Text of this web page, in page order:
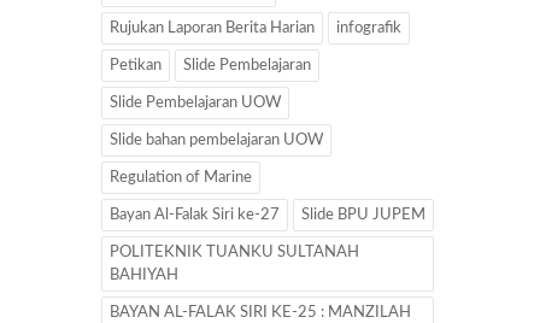
Rujukan Laporan Berita Harian infografik
Petikan Slide Pembelajaran
Slide Pembelajaran UOW
Slide bahan pembelajaran UOW
Regulation of Marine
Bayan Al-Falak Siri ke-27 Slide BPU JUPEM
POLITEKNIK TUANKU SULTANAH
BAHIYAH
BAYAN AL-FALAK SIRI KE-25 : MANZILAH